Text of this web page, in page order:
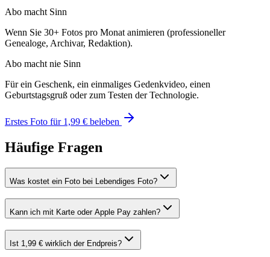
Abo macht Sinn
Wenn Sie 30+ Fotos pro Monat animieren (professioneller
Genealoge, Archivar, Redaktion).
Abo macht nie Sinn
Für ein Geschenk, ein einmaliges Gedenkvideo, einen
Geburtstagsgruß oder zum Testen der Technologie.
Erstes Foto für 1,99 € beleben
Häufige Fragen
Was kostet ein Foto bei Lebendiges Foto?
Kann ich mit Karte oder Apple Pay zahlen?
Ist 1,99 € wirklich der Endpreis?